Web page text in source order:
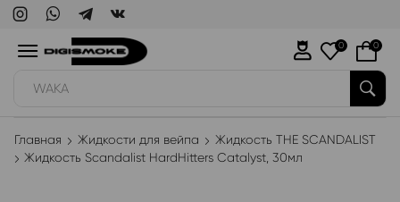
WAKA
0 0
Главная Жидкости для вейпа
Жидкость THE SCANDALIST
Жидкость Scandalist HardHitters Catalyst, 30мл